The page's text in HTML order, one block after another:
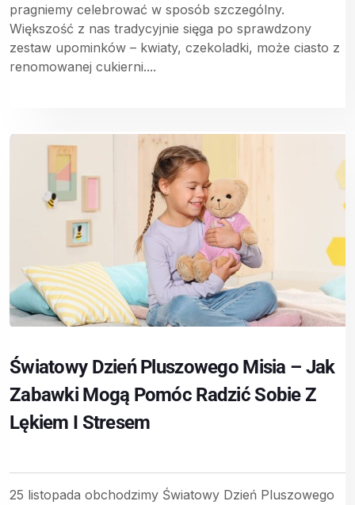
pragniemy celebrować w sposób szczególny.
Większość z nas tradycyjnie sięga po sprawdzony
zestaw upominków – kwiaty, czekoladki, może ciasto z
renomowanej cukierni....
Światowy Dzień Pluszowego Misia – Jak
Zabawki Mogą Pomóc Radzić Sobie Z
Lękiem I Stresem
25 listopada obchodzimy Światowy Dzień Pluszowego